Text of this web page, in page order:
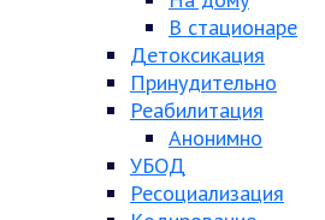
В стационаре
Детоксикация
Принудительно
Реабилитация
Анонимно
УБОД
Ресоциализация